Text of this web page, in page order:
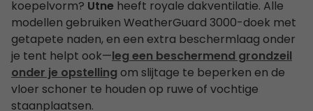
koepelvorm? Utne heeft royale dakventilatie. Alle
modellen gebruiken WeatherGuard 3000-doek met
getapete naden, en een extra beschermlaag onder
je tent helpt ook—leg een beschermend grondzeil
onder je opstellingom slijtage te beperken en de
vloer schoner te houden op ruwe of vochtige
staanplaatsen.